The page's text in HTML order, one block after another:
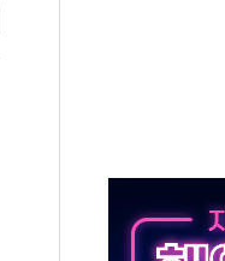
보험' 6개월 배타적사용권 획득
폐 위기…관리종목 우려 지
시 5년 내 9만가구 순증...이